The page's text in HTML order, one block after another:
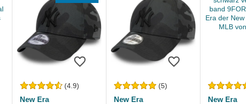
(4.9)
New Era
(5)
New Era
New Era